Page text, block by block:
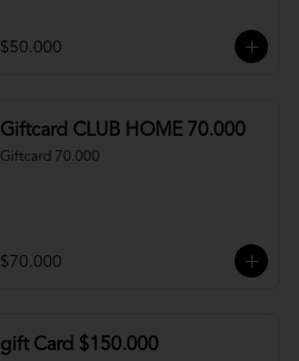
$50.000
Giftcard CLUB HOME 70.000
Giftcard 70.000
$70.000
gift Card $150.000